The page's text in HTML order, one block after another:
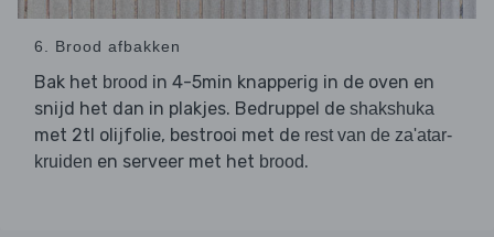
6. Brood afbakken
Bak het brood in 4-5min knapperig in de oven en
snijd het dan in plakjes. Bedruppel de shakshuka
met 2tl olijfolie, bestrooi met de rest van de za'atar-
kruiden en serveer met het brood.